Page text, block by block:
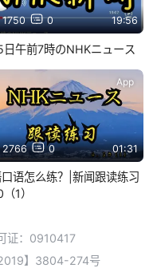
1750 0 19:56
日午前7時のNHKニュース
2766 0 01:31
App
口语怎么练？|新闻跟读练习
1）
证：0910417
】3804-274号